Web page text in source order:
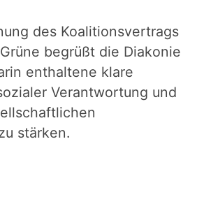
des Koalitionsvertrags
begrüßt die Diakonie
enthaltene klare
Verantwortung und
stärken.